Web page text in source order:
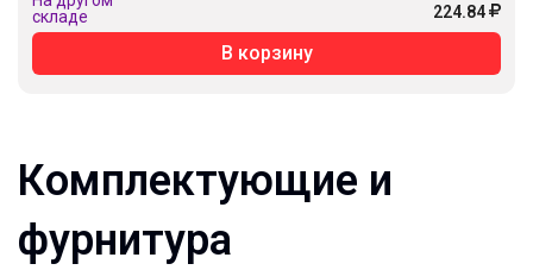
складе
224.84
В корзину
Комплектующие и
фурнитура